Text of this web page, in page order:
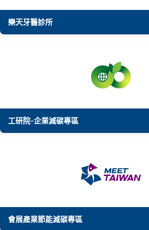
樂天牙醫診所
工研院-企業減碳專區
會展產業節能減碳專區